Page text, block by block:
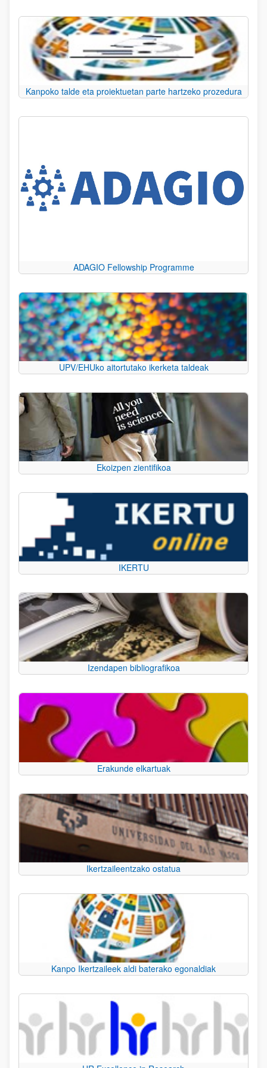
Kanpoko talde eta proiektuetan parte hartzeko prozedura
ADAGIO Fellowship Programme
UPV/EHUko aitortutako ikerketa taldeak
Ekoizpen zientifikoa
IKERTU
Izendapen bibliografikoa
Erakunde elkartuak
Ikertzaileentzako ostatua
Kanpo Ikertzaileek aldi baterako egonaldiak